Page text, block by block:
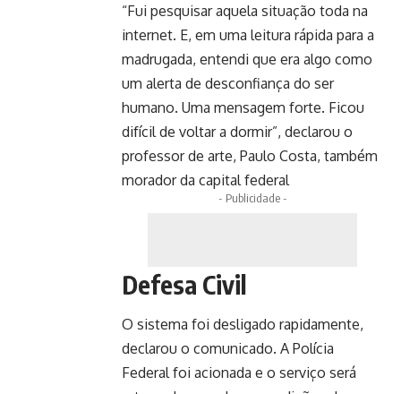
“Fui pesquisar aquela situação toda na
internet. E, em uma leitura rápida para a
madrugada, entendi que era algo como
um alerta de desconfiança do ser
humano. Uma mensagem forte. Ficou
difícil de voltar a dormir”, declarou o
professor de arte, Paulo Costa, também
morador da capital federal
- Publicidade -
Defesa Civil
O sistema foi desligado rapidamente,
declarou o comunicado. A Polícia
Federal foi acionada e o serviço será